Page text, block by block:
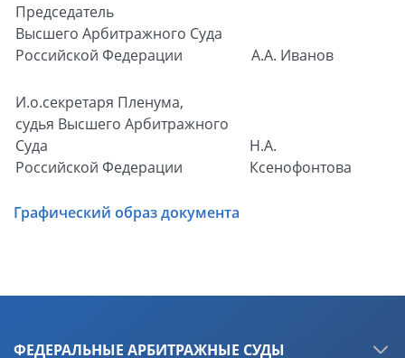
Председатель
Высшего Арбитражного Суда
Российской Федерации
А.А. Иванов
И.о.секретаря Пленума,
судья Высшего Арбитражного
Суда
Российской Федерации
Н.А.
Ксенофонтова
Графический образ документа
ФЕДЕРАЛЬНЫЕ АРБИТРАЖНЫЕ СУДЫ